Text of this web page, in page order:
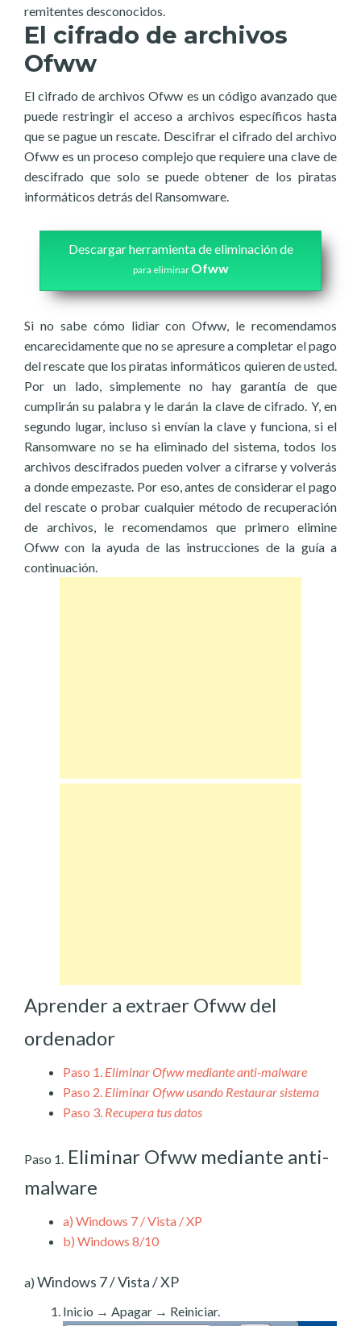
remitentes desconocidos.
El cifrado de archivos
Ofww
El cifrado de archivos Ofww es un código avanzado que
puede restringir el acceso a archivos específicos hasta
que se pague un rescate. Descifrar el cifrado del archivo
Ofww es un proceso complejo que requiere una clave de
descifrado que solo se puede obtener de los piratas
informáticos detrás del Ransomware.
Descargar herramienta de eliminación de
para eliminar Ofww
Si no sabe cómo lidiar con Ofww, le recomendamos
encarecidamente que no se apresure a completar el pago
del rescate que los piratas informáticos quieren de usted.
Por un lado, simplemente no hay garantía de que
cumplirán su palabra y le darán la clave de cifrado. Y, en
segundo lugar, incluso si envían la clave y funciona, si el
Ransomware no se ha eliminado del sistema, todos los
archivos descifrados pueden volver a cifrarse y volverás
a donde empezaste. Por eso, antes de considerar el pago
del rescate o probar cualquier método de recuperación
de archivos, le recomendamos que primero elimine
Ofww con la ayuda de las instrucciones de la guía a
continuación.
Aprender a extraer Ofww del
ordenador
Paso 1. Eliminar Ofww mediante anti-malware
Paso 2. Eliminar Ofww usando Restaurar sistema
Paso 3. Recupera tus datos
Paso 1. Eliminar Ofww mediante anti-
malware
a) Windows 7 / Vista / XP
b) Windows 8/10
a) Windows 7 / Vista / XP
Inicio → Apagar → Reiniciar.